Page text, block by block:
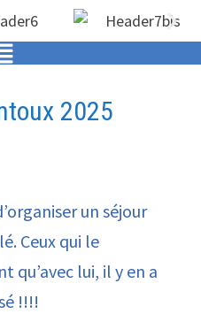
2025
un séjour
Ceux qui le
qu’avec lui, il y en a
!!!!